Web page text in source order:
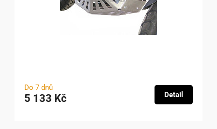
Do 7 dnů
5 133 Kč Detail